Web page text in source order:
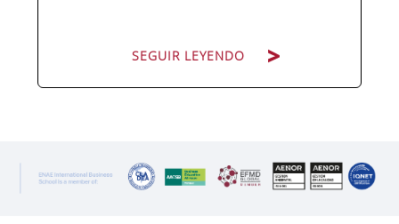
SEGUIR LEYENDO
hay directivos que saben qué hacer
con ellos. La diferencia entre ambos